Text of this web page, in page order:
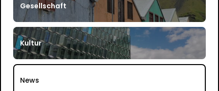
Gesellschaft
Kultur
News